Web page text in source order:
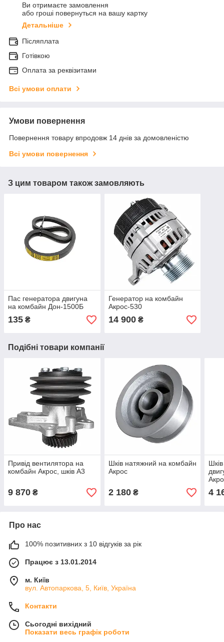
Ви отримаєте замовлення
або гроші повернуться на вашу картку
Детальніше
Післяплата
Готівкою
Оплата за реквізитами
Всі умови оплати
Умови повернення
Повернення товару впродовж 14 днів за домовленістю
Всі умови повернення
З цим товаром також замовляють
Пас генератора двигуна
на комбайн Дон-1500Б
135 ₴
Генератор на комбайн
Акрос-530
14 900₴
Подібні товари компанії
Привід вентилятора на
комбайн Акрос, шків А3
9 870 ₴
Шків натяжний на комбайн
Акрос
2 180₴ 4
Про нас
100% позитивних з 10 відгуків за рік
Працює з 13.01.2014
м. Київ
вул. Автопаркова, 5, Київ, Україна
Контакти
Сьогодні вихідний
Показати весь графік роботи